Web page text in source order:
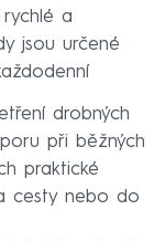
a
jsou určené
drobných
při běžných
praktické
cesty nebo do